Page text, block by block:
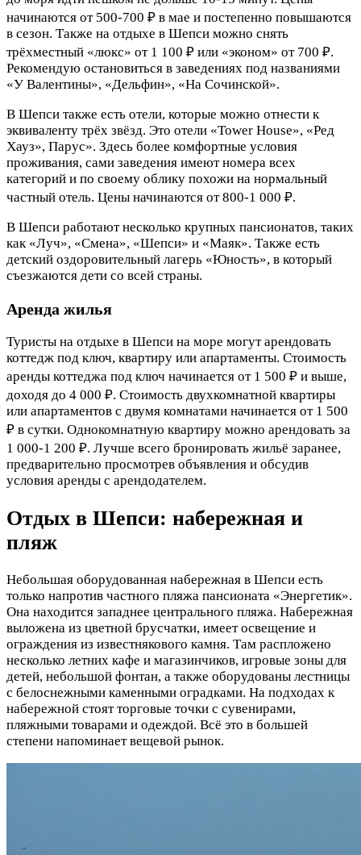
начинаются от 500-700 ₽ в мае и постепенно повышаются
в сезон. Также на отдыхе в Шепси можно снять
трёхместный «люкс» от 1 100 ₽ или «эконом» от 700 ₽.
Рекомендую остановиться в заведениях под названиями
«У Валентины», «Дельфин», «На Сочинской».
В Шепси также есть отели, которые можно отнести к
эквиваленту трёх звёзд. Это отели «Tower House», «Ред
Хауз», Парус». Здесь более комфортные условия
проживания, сами заведения имеют номера всех
категорий и по своему облику похожи на нормальный
частный отель. Цены начинаются от 800-1 000 ₽.
В Шепси работают несколько крупных пансионатов, таких
как «Луч», «Смена», «Шепси» и «Маяк». Также есть
детский оздоровительный лагерь «Юность», в который
съезжаются дети со всей страны.
Аренда жилья
Туристы на отдыхе в Шепси на море могут арендовать
коттедж под ключ, квартиру или апартаменты. Стоимость
аренды коттеджа под ключ начинается от 1 500 ₽ и выше,
доходя до 4 000 ₽. Стоимость двухкомнатной квартиры
или апартаментов с двумя комнатами начинается от 1 500
₽ в сутки. Однокомнатную квартиру можно арендовать за
1 000-1 200 ₽. Лучше всего бронировать жильё заранее,
предварительно просмотрев объявления и обсудив
условия аренды с арендодателем.
Отдых в Шепси: набережная и
пляж
Небольшая оборудованная набережная в Шепси есть
только напротив частного пляжа пансионата «Энергетик».
Она находится западнее центрального пляжа. Набережная
выложена из цветной брусчатки, имеет освещение и
ограждения из известнякового камня. Там распложено
несколько летних кафе и магазинчиков, игровые зоны для
детей, небольшой фонтан, а также оборудованы лестницы
с белоснежными каменными оградками. На подходах к
набережной стоят торговые точки с сувенирами,
пляжными товарами и одеждой. Всё это в большей
степени напоминает вещевой рынок.